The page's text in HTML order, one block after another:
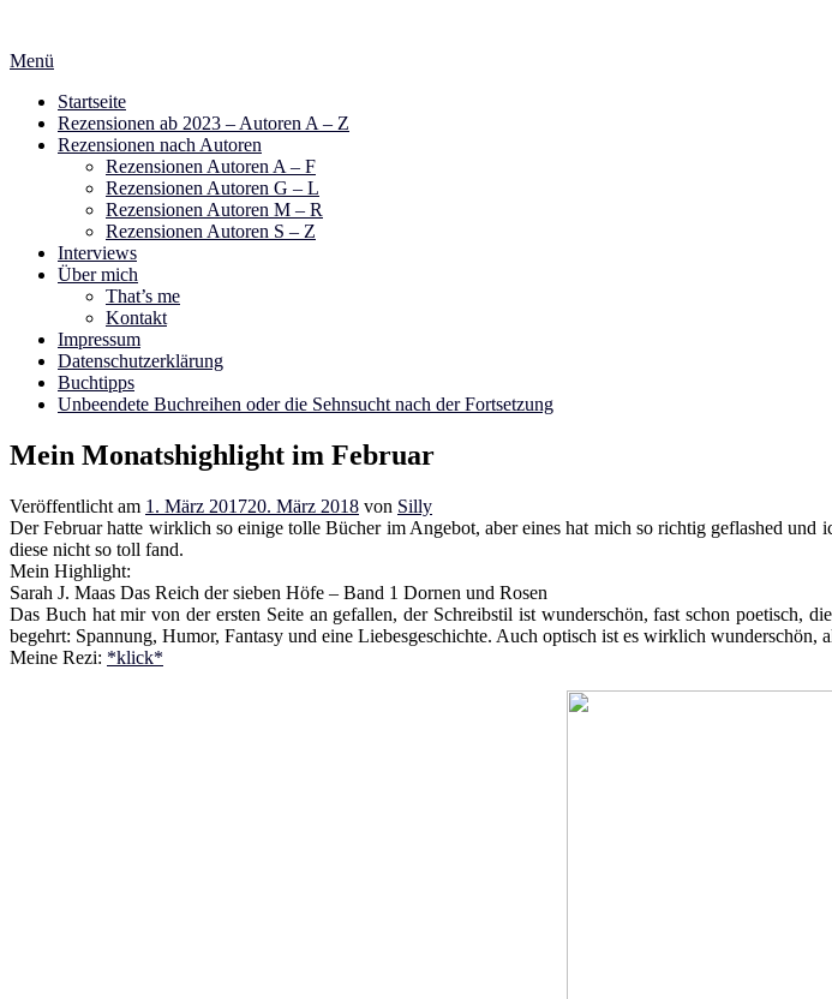
springen
Menü
Startseite
Rezensionen ab 2023 – Autoren A – Z
Rezensionen nach Autoren
Rezensionen Autoren A – F
Rezensionen Autoren G – L
Rezensionen Autoren M – R
Rezensionen Autoren S – Z
Interviews
Über mich
That’s me
Kontakt
Impressum
Datenschutzerklärung
Buchtipps
Unbeendete Buchreihen oder die Sehnsucht nach der Fortsetzung
Mein Monatshighlight im Februar
Veröffentlicht am 1. März 201720. März 2018 von Silly
Der Februar hatte wirklich so einige tolle Bücher im Angebot, aber eines hat mich so richtig geflashed
diese nicht so toll fand.
Mein Highlight:
Sarah J. Maas Das Reich der sieben Höfe – Band 1 Dornen und Rosen
Das Buch hat mir von der ersten Seite an gefallen, der Schreibstil ist wunderschön, fast schon poetisch,
begehrt: Spannung, Humor, Fantasy und eine Liebesgeschichte. Auch optisch ist es wirklich wunderschön,
Meine Rezi: *klick*